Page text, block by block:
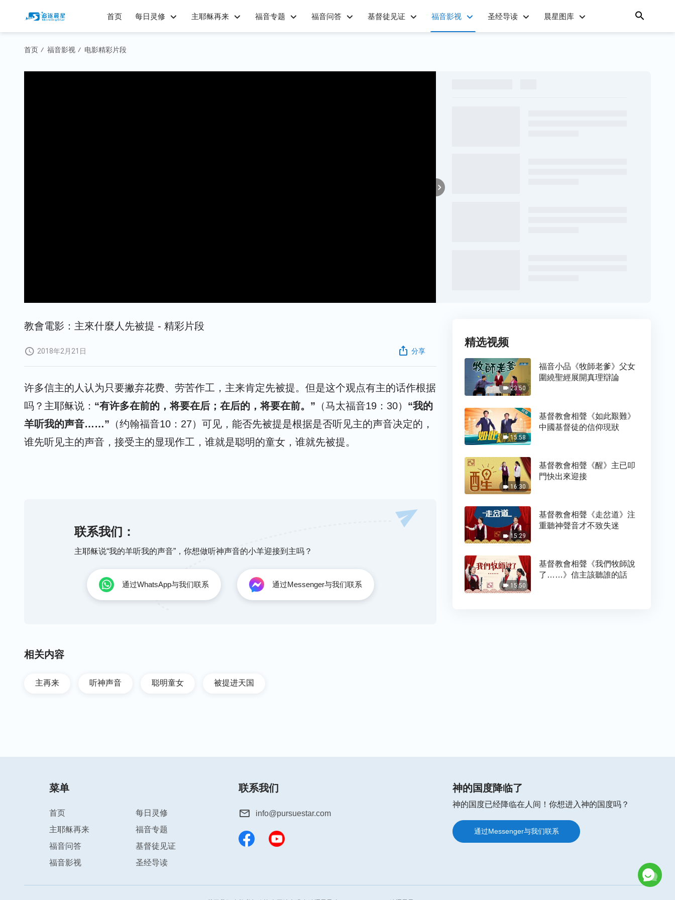
首页 每日灵修 主耶稣再来 福音专题 福音问答 基督徒见证 福音影视 圣经导读 晨星图库
首页 / 福音影视 / 电影精彩片段
教會電影：主來什麼人先被提 - 精彩片段
2018年2月21日 分享
许多信主的人认为只要撇弃花费、劳苦作工，主来肯定先被提。但是这个观点有主的话作根据
吗？主耶稣说： “有许多在前的，将要在后；在后的，将要在前。” （马太福音19：30） “我的
羊听我的声音……” （约翰福音10：27）可见，能否先被提是根据是否听见主的声音决定的，
谁先听见主的声音，接受主的显现作工，谁就是聪明的童女，谁就先被提。
《霎时的改变》听神声音被提进天国
基督教会电影：天国到底在天上还是在地上？
联系我们：
主耶稣说“我的羊听我的声音”，你想做听神声音的小羊迎接到主吗？
通过WhatsApp与我们联系 通过Messenger与我们联系
相关内容
主再来 听神声音 聪明童女 被提进天国
精选视频
23:50
福音小品《牧師老爹》父女
圍繞聖經展開真理辯論
15:58
基督教會相聲《如此艱難》
中國基督徒的信仰現狀
16:30
基督教會相聲《醒》主已叩
門快出來迎接
15:29
基督教會相聲《走岔道》注
重聽神聲音才不致失迷
15:50
基督教會相聲《我們牧師說
了……》信主該聽誰的話
菜单
首页
每日灵修
主耶稣再来
福音专题
福音问答
基督徒见证
福音影视
圣经导读
联系我们
info@pursuestar.com
神的国度降临了
神的国度已经降临在人间！你想进入神的国度吗？
通过Messenger与我们联系